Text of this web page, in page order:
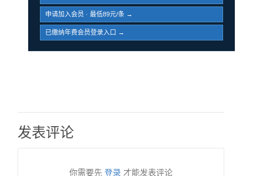
申请加入会员 · 最低89元/条 →
已缴纳年费会员登录入口 →
发表评论
你需要先 登录 才能发表评论